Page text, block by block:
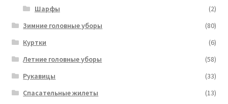
Шарфы
(2)
Зимние головные уборы
(80)
Куртки
(6)
Летние головные уборы
(58)
Рукавицы
(33)
Спасательные жилеты
(13)